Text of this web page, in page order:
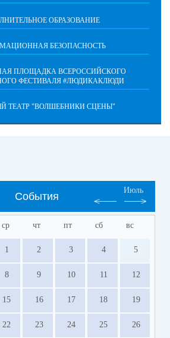
ОБРАЗОВАНИЕ
БЕЗОПАСНОСТЬ
ПЛОЩАДКА ВСЕРОССИЙСКОГО
ФЕСТИВАЛЯ #ЛЮДИКАКЛЮДИ
ТЕАТР "ВОЛШЕБНИКИ СЦЕНЫ"
События
Июль
ср чт пт сб вс
1 2 3 4 5
8 9 10 11 12
15 16 17 18 19
22 23 24 25 26